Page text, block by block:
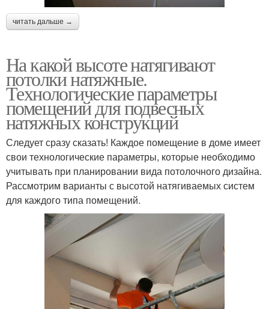
читать дальше →
На какой высоте натягивают
потолки натяжные.
Технологические параметры
помещений для подвесных
натяжных конструкций
Следует сразу сказать! Каждое помещение в доме имеет
свои технологические параметры, которые необходимо
учитывать при планировании вида потолочного дизайна.
Рассмотрим варианты с высотой натягиваемых систем
для каждого типа помещений.